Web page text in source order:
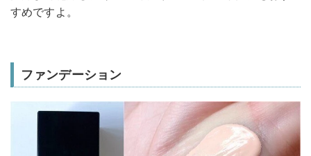
すめですよ。
ファンデーション